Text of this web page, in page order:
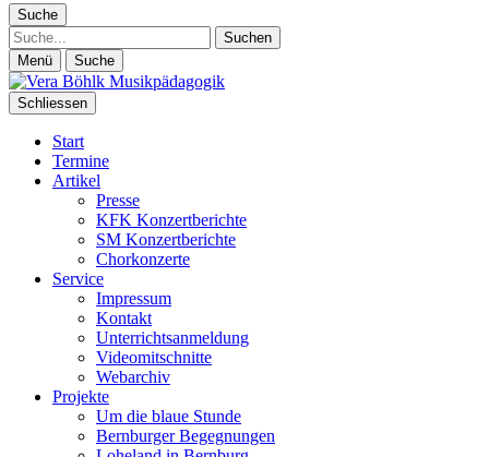
Suche
Suche
Menü Suche
Schliessen
Start
Termine
Artikel
Presse
KFK Konzertberichte
SM Konzertberichte
Chorkonzerte
Service
Impressum
Kontakt
Unterrichtsanmeldung
Videomitschnitte
Webarchiv
Projekte
Um die blaue Stunde
Bernburger Begegnungen